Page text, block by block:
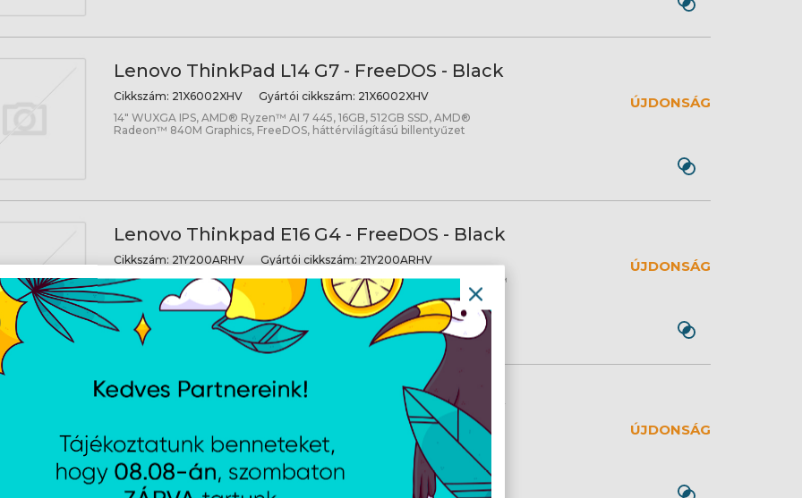
Lenovo ThinkPad L14 G7 - FreeDOS - Black
Cikkszám: 21X6002XHV Gyártói cikkszám: 21X6002XHV
14" WUXGA IPS, AMD® Ryzen™ AI 7 445, 16GB, 512GB SSD, AMD®
Radeon™ 840M Graphics, FreeDOS, háttérvilágítású billentyűzet
ÚJDONSÁG
Lenovo Thinkpad E16 G4 - FreeDOS - Black
Cikkszám: 21Y200ARHV Gyártói cikkszám: 21Y200ARHV
14" WUXGA, AMD® Ryzen™ AI 7 445, 16GB, 512GB SSD, AMD® Radeon™
840M Graphics, FreeDOS, háttérvilágítású billentyűzet
ÚJDONSÁG
Lenovo Thinkpad E16 G4 - FreeDOS - Black
21Y6008FHV
14" WUXGA, Intel® Core™ Ultra 5 325, 16GB, 512GB SSD, Intel Graphics,
ÚJDONSÁG